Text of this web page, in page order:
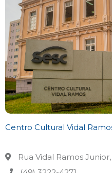
Centro Cultural Vidal
Rua Vidal Ramos